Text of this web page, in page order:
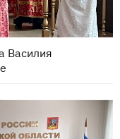
Василия